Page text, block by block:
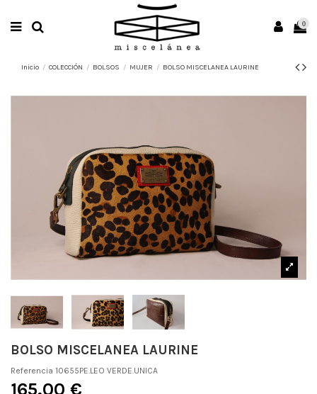
0
Inicio COLECCIÓN BOLSOS MUJER BOLSO MISCELANEA LAURINE
BOLSO MISCELANEA LAURINE
Referencia 10655PE.LEO VERDE.UNICA
165,00 €